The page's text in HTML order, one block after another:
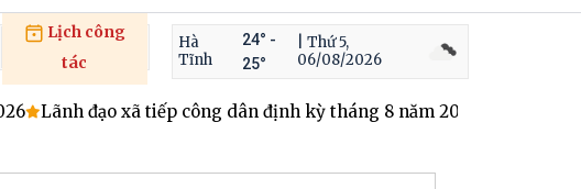
Lịch công
tác
Hà
Tĩnh
24° -
25°
| Thứ 5,
06/08/2026
Lãnh đạo xã tiếp công dân định kỳ tháng 8 năm 2026